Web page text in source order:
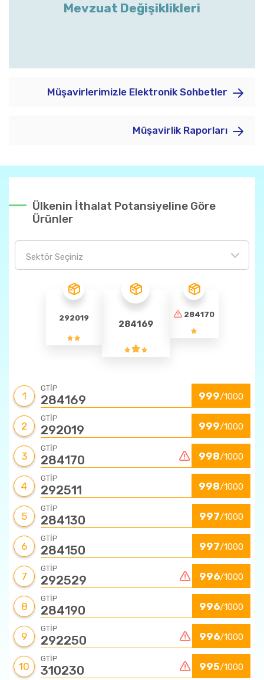
Mevzuat Değişiklikleri
Müşavirlerimizle Elektronik Sohbetler
Müşavirlik Raporları
Ülkenin İthalat Potansiyeline Göre
Ürünler
Sektör Seçiniz
292019
284169
284170
1
GTİP
284169 999/1000
2
GTİP
292019 999/1000
3
GTİP
284170 998/1000
4
GTİP
292511 998/1000
5
GTİP
284130 997/1000
6
GTİP
284150 997/1000
7
GTİP
292529 996/1000
8
GTİP
284190 996/1000
9
GTİP
292250 996/1000
10
GTİP
310230 995/1000